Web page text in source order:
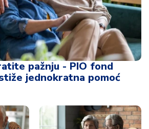
pažnju - PIO fond
jednokratna pomoć